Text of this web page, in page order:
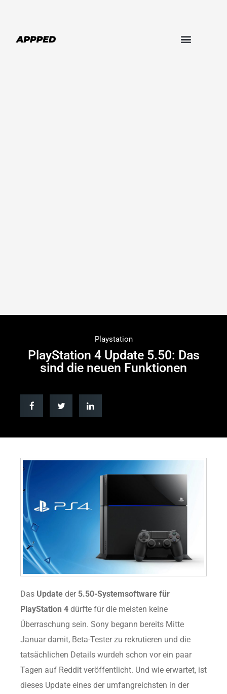
Playstation
PlayStation 4 Update 5.50: Das
sind die neuen Funktionen
Das Update der 5.50-Systemsoftware für
PlayStation 4 dürfte für die meisten keine
Überraschung sein. Sony begann bereits Mitte
Januar damit, Beta-Tester zu rekrutieren und die
tatsächlichen Details wurdeh schon vor ein paar
Tagen auf Reddit veröffentlicht. Und wie erwartet, ist
dieses Update eines der umfangreichsten in der